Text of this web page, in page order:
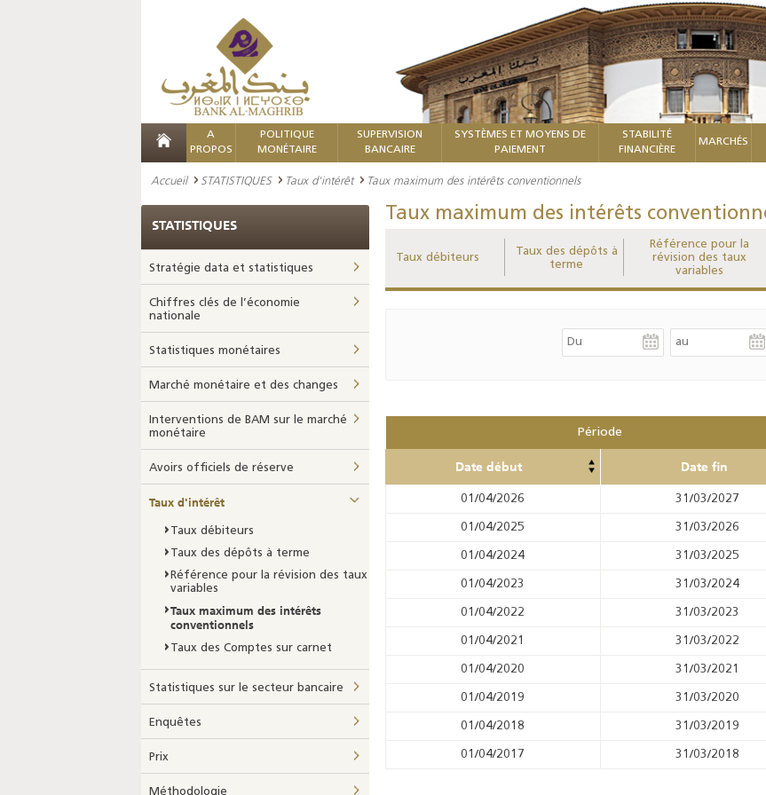
A
PROPOS
POLITIQUE
MONÉTAIRE
SUPERVISION
BANCAIRE
SYSTÈMES ET MOYENS DE
PAIEMENT
STABILITÉ
FINANCIÈRE
MARCHÉS
Accueil STATISTIQUES Taux d'intérêt Taux maximum des intérêts conventionnels
Taux maximum des intérêts
Taux débiteurs
Taux des dépôts à
terme
Référence pour la
révision des taux
variables
Période
Date début Date fin
01/04/2026 31/03/2027
01/04/2025 31/03/2026
01/04/2024 31/03/2025
01/04/2023 31/03/2024
01/04/2022 31/03/2023
01/04/2021 31/03/2022
01/04/2020 31/03/2021
01/04/2019 31/03/2020
01/04/2018 31/03/2019
01/04/2017 31/03/2018
STATISTIQUES
Stratégie data et statistiques
Chiffres clés de l’économie
nationale
Statistiques monétaires
Marché monétaire et des changes
Interventions de BAM sur le marché
monétaire
Avoirs officiels de réserve
Taux d'intérêt
Taux débiteurs
Taux des dépôts à terme
Référence pour la révision des taux
variables
Taux maximum des intérêts
conventionnels
Taux des Comptes sur carnet
Statistiques sur le secteur bancaire
Enquêtes
Prix
Méthodologie